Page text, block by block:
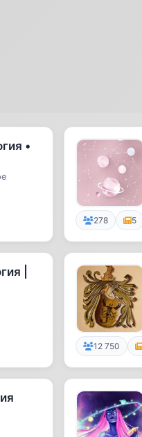
•
278 5
|
12 750